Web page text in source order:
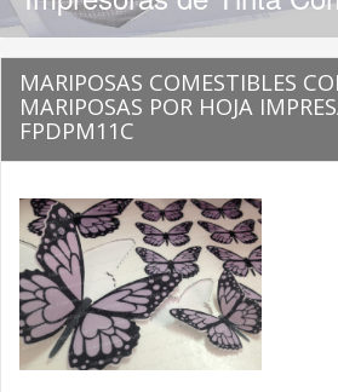
MARIPOSAS COMESTIBLES
MARIPOSAS POR HOJA
FPDPM11C